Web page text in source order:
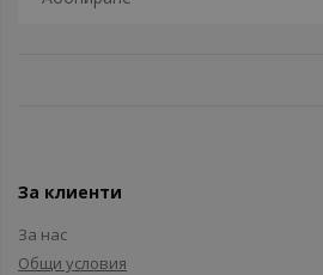
За клиенти
За нас
Общи условия